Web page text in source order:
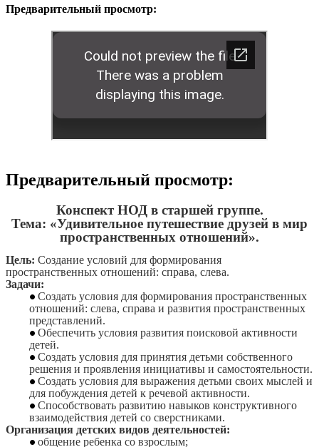
Предварительный просмотр:
Предварительный просмотр:
Конспект НОД в старшей группе.
Тема: «Удивительное путешествие друзей в мир
пространственных отношений».
Цель: Создание условий для формирования
пространственных отношений: справа, слева.
Задачи:
Создать условия для формирования пространственных
отношений: слева, справа и развития пространственных
представлений.
Обеспечить условия развития поисковой активности
детей.
Создать условия для принятия детьми собственного
решения и проявления инициативы и самостоятельности.
Создать условия для выражения детьми своих мыслей и
для побуждения детей к речевой активности.
Способствовать развитию навыков конструктивного
взаимодействия детей со сверстниками.
Организация детских видов деятельностей:
общение ребенка со взрослым;